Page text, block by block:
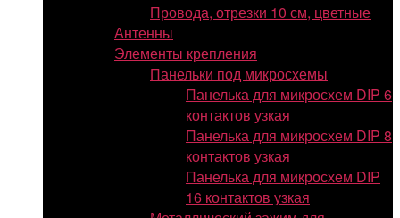
Провода, отрезки 10 см, цветные
Антенны
Элементы крепления
Панельки под микросхемы
Панелька для микросхем DIP 6
контактов узкая
Панелька для микросхем DIP 8
контактов узкая
Панелька для микросхем DIP
16 контактов узкая